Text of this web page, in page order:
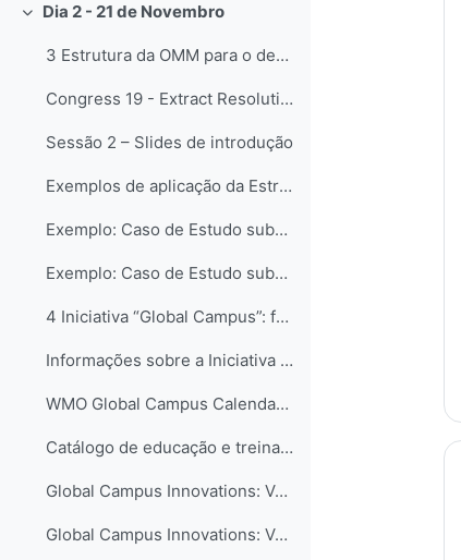
Colapsar
Dia 2 - 21 de Novembro
3 Estrutura da OMM para o desenvolvimento de capac...
Congress 19 - Extract Resolution 36: WMO Capacity Development Framework (WCDF)
Sessão 2 – Slides de introdução
Exemplos de aplicação da Estrutura de Desenvolvime...
Exemplo: Caso de Estudo submetido pela RA-III
Exemplo: Caso de Estudo submetido pela RA-VI
4 Iniciativa “Global Campus”: formas de contribuir...
Informações sobre a Iniciativa Campus Global
WMO Global Campus Calendar of Events
Catálogo de educação e treinamento - COMET MetEd
Global Campus Innovations: Volume I – New Pedagogical Approaches
Global Campus Innovations: Volume II – Curriculum Advances